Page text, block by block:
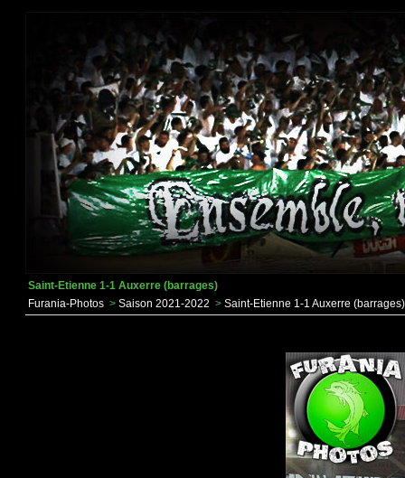
Saint-Etienne 1-1 Auxerre (barrages)
Furania-Photos > Saison 2021-2022 > Saint-Etienne 1-1 Auxerre (barrages)